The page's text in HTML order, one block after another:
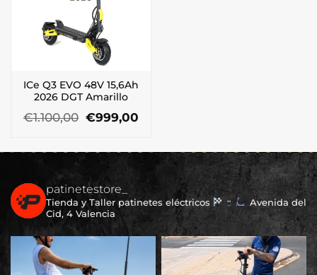
ICe Q3 EVO 48V 15,6Ah
2026 DGT Amarillo
€1.100,00 El
era:
€1.100,00.
€999,00
es:
€999,00.
patinetestore_
Tienda y Taller patinetes eléctricos
Avenida del
Cid, 4 Valencia